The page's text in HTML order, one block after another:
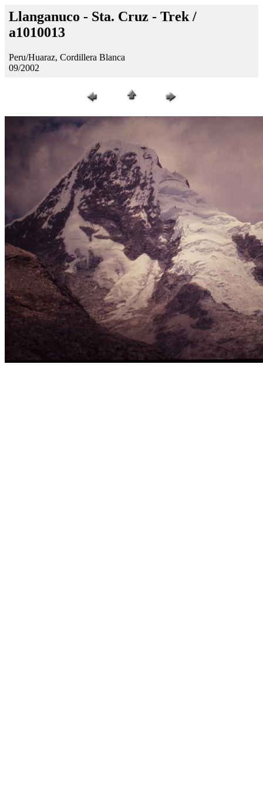
Llanganuco - Sta. Cruz - Trek /
a1010013
Peru/Huaraz, Cordillera Blanca
09/2002